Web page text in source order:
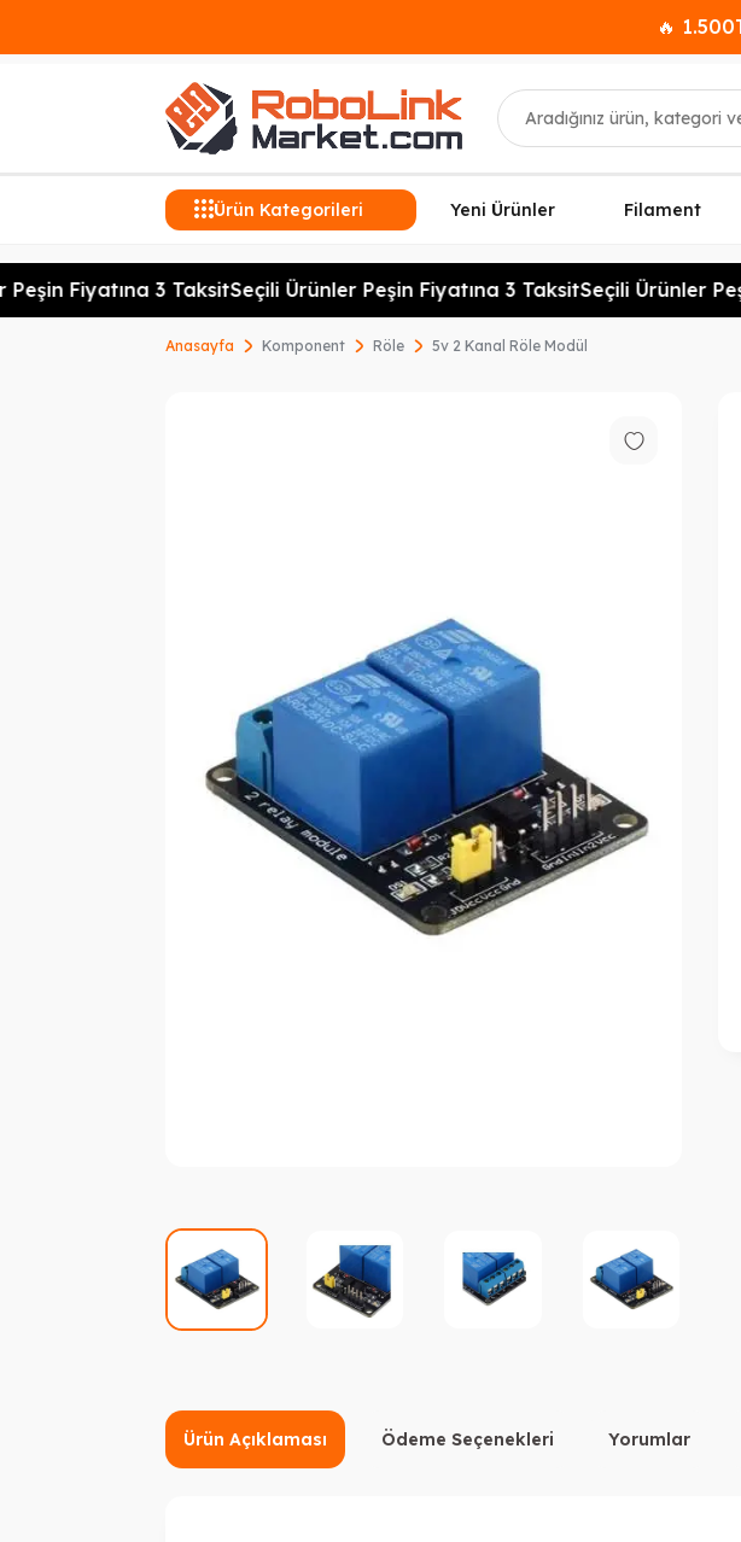
🔥
Ara
Ürün Kategorileri Yeni Ürünler Filament
Fiyatına 3 TaksitSeçili Ürünler Peşin Fiyatına 3 TaksitSeçili Ürünler
Anasayfa Komponent Röle 5v 2 Kanal Röle Modül
Ürün Açıklaması Ödeme Seçenekleri Yorumlar